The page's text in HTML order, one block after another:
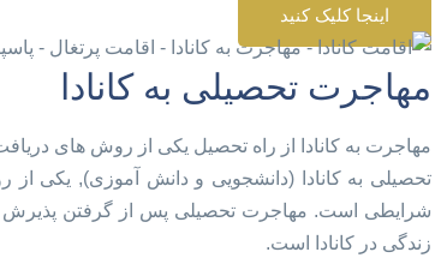
اینجا کلیک کنید
مهاجرت تحصیلی به کانادا
مهاجرت به کانادا از راه تحصیل یکی از روش های
تحصیلی به کانادا (دانشجویی و دانش آموزی), یکی از
شرایطی است. مهاجرت تحصیلی پس از گرفتن پذیرش
زندگی در کانادا است.